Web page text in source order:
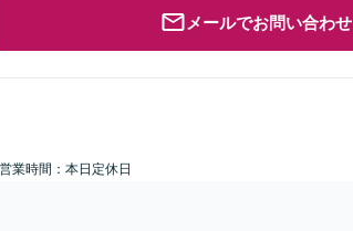
メールでお問い合わせ
営業時間：本日定休日